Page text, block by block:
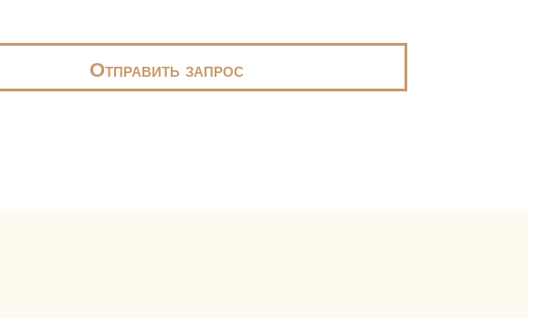
Отправить запрос